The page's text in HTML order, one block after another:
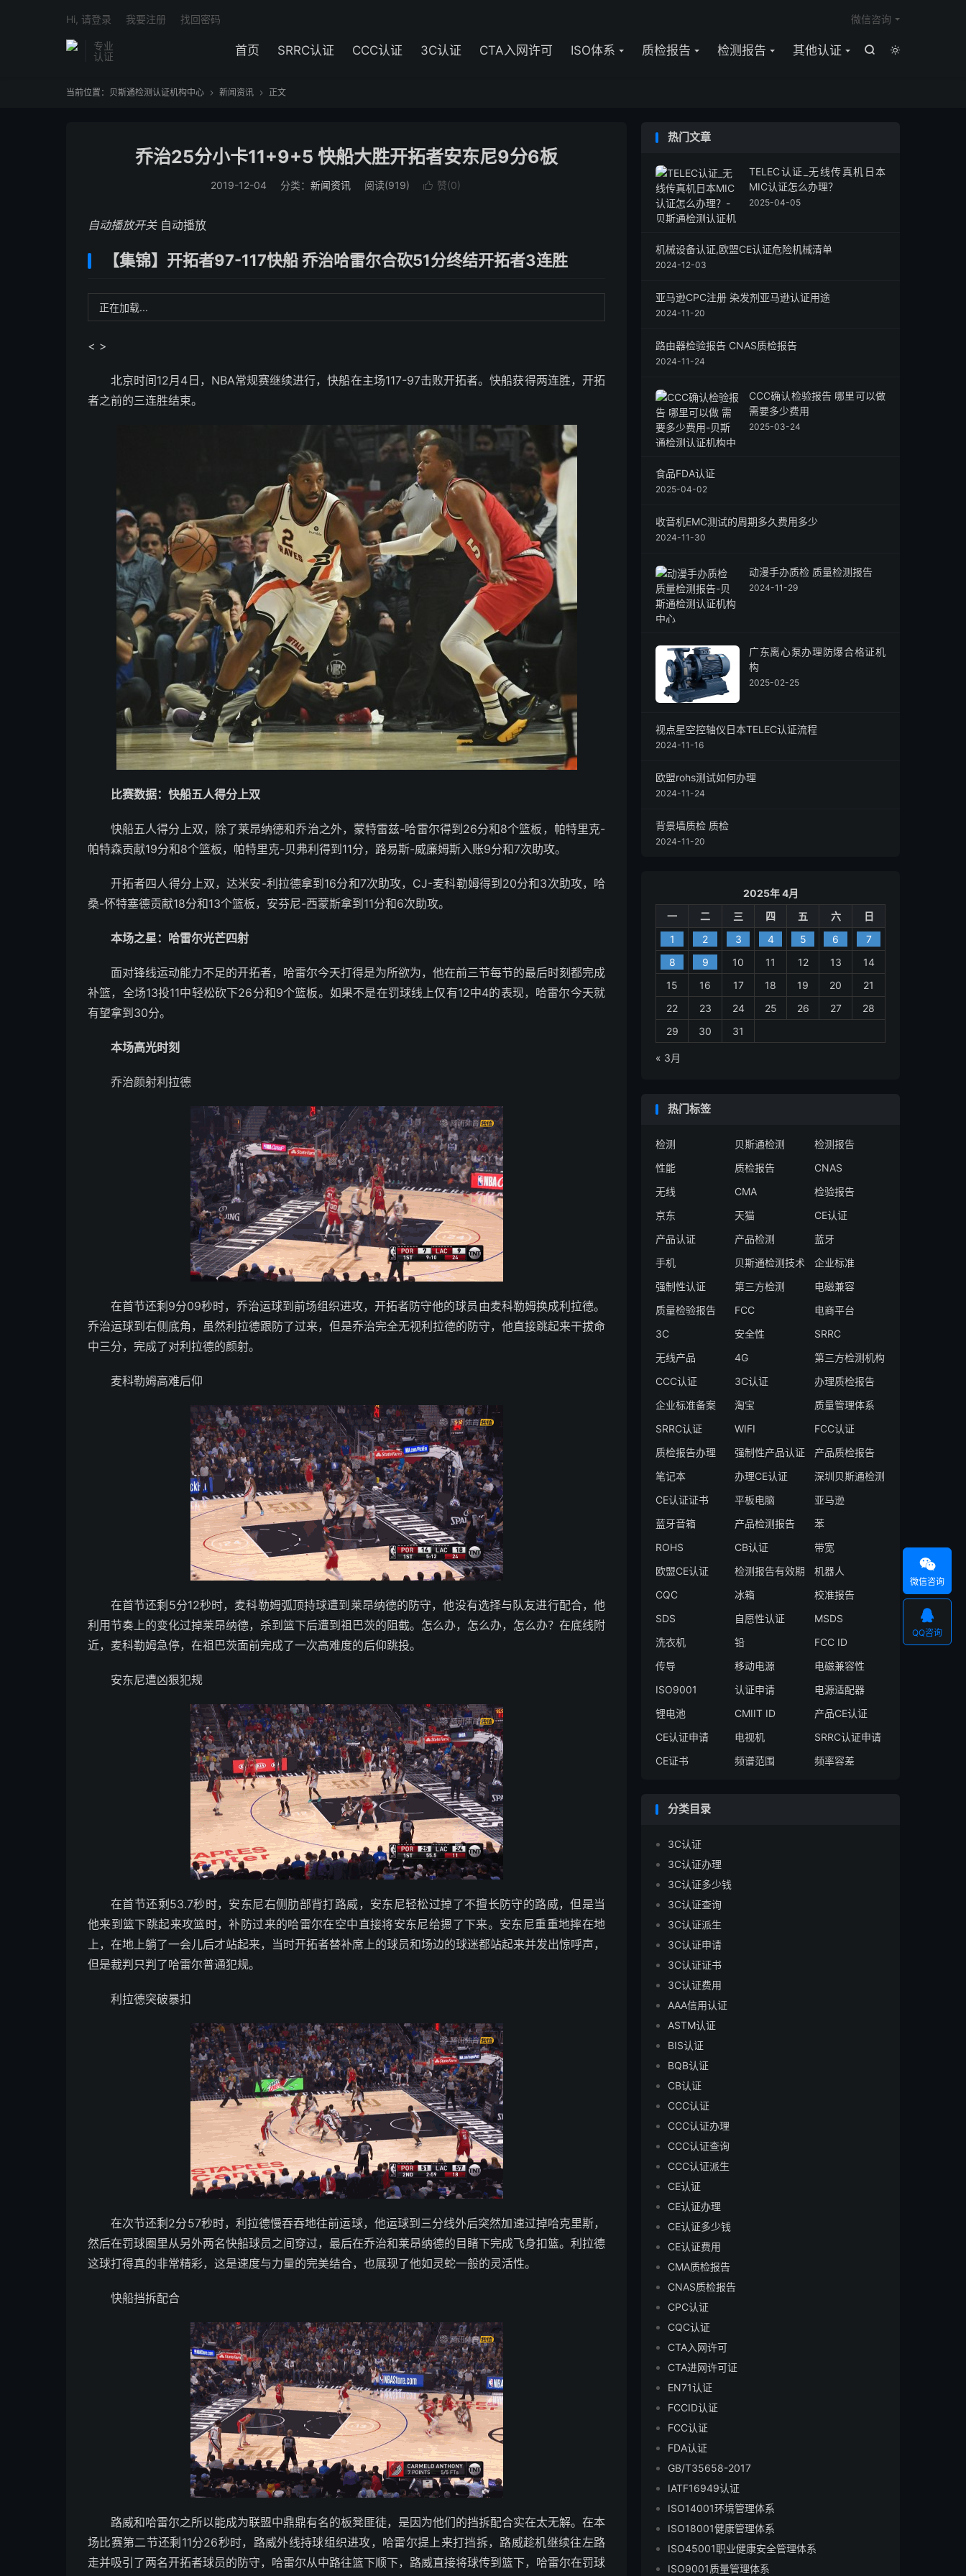
专业
认证


首页 SRRC认证 CCC认证 3C认证 CTA入网许可 ISO体系 质检报告 检测报告 其他认证
微信咨询
Hi, 请登录 我要注册 找回密码
当前位置： 贝斯通检测认证机构中心  新闻资讯  正文
乔治25分小卡11+9+5 快船大胜开拓者安东尼9分6板
2019-12-04 分类： 新闻资讯 阅读(919)  赞(0)
自动播放开关 自动播放
【集锦】开拓者97-117快船 乔治哈雷尔合砍51分终结开拓者3连胜
正在加载...
< >
北京时间12月4日，NBA常规赛继续进行，快船在主场117-97击败开拓者。快船获得两连胜，开拓
者之前的三连胜结束。
比赛数据：快船五人得分上双
快船五人得分上双，除了莱昂纳德和乔治之外，蒙特雷兹-哈雷尔得到26分和8个篮板，帕特里克-
帕特森贡献19分和8个篮板，帕特里克-贝弗利得到11分，路易斯-威廉姆斯入账9分和7次助攻。
开拓者四人得分上双，达米安-利拉德拿到16分和7次助攻，CJ-麦科勒姆得到20分和3次助攻，哈
桑-怀特塞德贡献18分和13个篮板，安芬尼-西蒙斯拿到11分和6次助攻。
本场之星：哈雷尔光芒四射
面对锋线运动能力不足的开拓者，哈雷尔今天打得是为所欲为，他在前三节每节的最后时刻都完成
补篮，全场13投11中轻松砍下26分和9个篮板。如果不是在罚球线上仅有12中4的表现，哈雷尔今天就
有望拿到30分。
本场高光时刻
乔治颜射利拉德
在首节还剩9分09秒时，乔治运球到前场组织进攻，开拓者防守他的球员由麦科勒姆换成利拉德。
乔治运球到右侧底角，虽然利拉德跟防了过来，但是乔治完全无视利拉德的防守，他直接跳起来干拔命
中三分，完成了对利拉德的颜射。
麦科勒姆高难后仰
在首节还剩5分12秒时，麦科勒姆弧顶持球遭到莱昂纳德的防守，他没有选择与队友进行配合，他
利用节奏上的变化过掉莱昂纳德，杀到篮下后遭到祖巴茨的阻截。怎么办，怎么办，怎么办？在底线附
近，麦科勒姆急停，在祖巴茨面前完成了一次高难度的后仰跳投。
安东尼遭凶狠犯规
在首节还剩53.7秒时，安东尼右侧肋部背打路威，安东尼轻松过掉了不擅长防守的路威，但是当
他来到篮下跳起来攻篮时，补防过来的哈雷尔在空中直接将安东尼给摁了下来。安东尼重重地摔在地
上，在地上躺了一会儿后才站起来，当时开拓者替补席上的球员和场边的球迷都站起来并发出惊呼声，
但是裁判只判了哈雷尔普通犯规。
利拉德突破暴扣
在次节还剩2分57秒时，利拉德慢吞吞地往前运球，他运球到三分线外后突然加速过掉哈克里斯，
然后在罚球圈里从另外两名快船球员之间穿过，最后在乔治和莱昂纳德的目睹下完成飞身扣篮。利拉德
这球打得真的非常精彩，这是速度与力量的完美结合，也展现了他如灵蛇一般的灵活性。
快船挡拆配合
路威和哈雷尔之所以能成为联盟中鼎鼎有名的板凳匪徒，是因为他们的挡拆配合实在太无解。在本
场比赛第二节还剩11分26秒时，路威外线持球组织进攻，哈雷尔提上来打挡拆，路威趁机继续往左路
走并吸引了两名开拓者球员的防守，哈雷尔从中路往篮下顺下，路威直接将球传到篮下，哈雷尔在罚球
热门文章
TELEC认证_无线传真机日本
MIC认证怎么办理？
2025-04-05
机械设备认证,欧盟CE认证危险机械清单
2024-12-03
亚马逊CPC注册 染发剂亚马逊认证用途
2024-11-20
路由器检验报告 CNAS质检报告
2024-11-24
CCC确认检验报告 哪里可以做
需要多少费用
2025-03-24
食品FDA认证
2025-04-02
收音机EMC测试的周期多久费用多少
2024-11-30
动漫手办质检 质量检测报告
2024-11-29
广东离心泵办理防爆合格证机
构
2025-02-25
视点星空控轴仪日本TELEC认证流程
2024-11-16
欧盟rohs测试如何办理
2024-11-24
背景墙质检 质检
2024-11-20
2025年 4月
一
二 三 四 五 六
日
1
2 3 4 5 6
7
8
9 10 11 12 13
14
15
16 17 18 19 20
21
22
23 24 25 26 27
28
29
30 31
« 3月
热门标签
检测 贝斯通检测
检测报告
性能
质检报告
CNAS
无线
CMA
检验报告
京东
天猫
CE认证
产品认证
产品检测
蓝牙
手机
贝斯通检测技术
企业标准
强制性认证
第三方检测
电磁兼容
质量检验报告
FCC
电商平台
3C
安全性
SRRC
无线产品
4G
第三方检测机构
CCC认证
3C认证
办理质检报告
企业标准备案
淘宝
质量管理体系
SRRC认证
WIFI
FCC认证
质检报告办理
强制性产品认证
产品质检报告
笔记本
办理CE认证
深圳贝斯通检测
CE认证证书
平板电脑
亚马逊
蓝牙音箱
产品检测报告
苯
ROHS
CB认证
带宽
欧盟CE认证
检测报告有效期
机器人
CQC
冰箱
校准报告
SDS
自愿性认证
MSDS
洗衣机
铅
FCC ID
传导
移动电源
电磁兼容性
ISO9001
认证申请
电源适配器
锂电池
CMIIT ID
产品CE认证
CE认证申请
电视机
SRRC认证申请
CE证书
频谱范围 频率容差
分类目录
3C认证
3C认证办理
3C认证多少钱
3C认证查询
3C认证派生
3C认证申请
3C认证证书
3C认证费用
AAA信用认证
ASTM认证
BIS认证
BQB认证
CB认证
CCC认证
CCC认证办理
CCC认证查询
CCC认证派生
CE认证
CE认证办理
CE认证多少钱
CE认证费用
CMA质检报告
CNAS质检报告
CPC认证
CQC认证
CTA入网许可
CTA进网许可证
EN71认证
FCCID认证
FCC认证
FDA认证
GB/T35658-2017
IATF16949认证
ISO14001环境管理体系
ISO18001健康管理体系
ISO45001职业健康安全管理体系
ISO9001质量管理体系

微信咨询

QQ咨询